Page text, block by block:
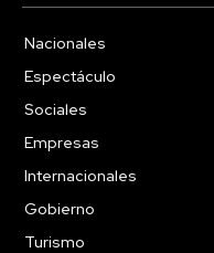
Nacionales
Espectáculo
Sociales
Empresas
Internacionales
Gobierno
Turismo